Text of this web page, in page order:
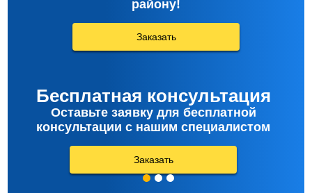
району!
Заказать
Бесплатная консультация
Оставьте заявку для бесплатной
консультации с нашим специалистом
Заказать